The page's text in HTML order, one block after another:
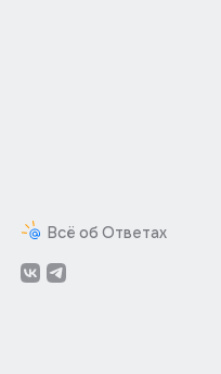
Всё об Ответах